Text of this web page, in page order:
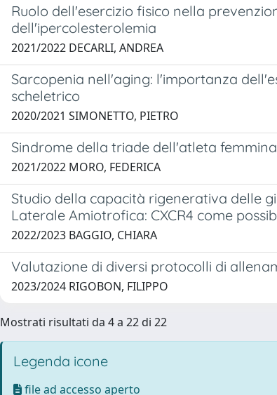
Ruolo dell'esercizio fisico nella
dell'ipercolesterolemia
2021/2022 DECARLI, ANDREA
Sarcopenia nell'aging: l'importanza
scheletrico
2020/2021 SIMONETTO, PIETRO
Sindrome della triade dell'atleta
2021/2022 MORO, FEDERICA
Studio della capacità rigenerativa delle
Laterale Amiotrofica: CXCR4 come
2022/2023 BAGGIO, CHIARA
Valutazione di diversi protocolli di
2023/2024 RIGOBON, FILIPPO
Mostrati risultati da 4 a 22 di 22
Legenda icone
file ad accesso aperto